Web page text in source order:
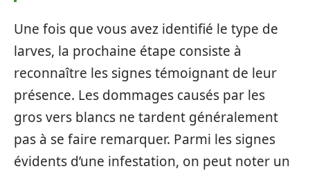
Une fois que vous avez identifié le type de
larves, la prochaine étape consiste à
reconnaître les signes témoignant de leur
présence. Les dommages causés par les
gros vers blancs ne tardent généralement
pas à se faire remarquer. Parmi les signes
évidents d’une infestation, on peut noter un